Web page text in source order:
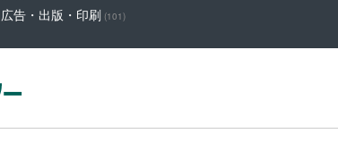
広告・出版・印刷 (101)